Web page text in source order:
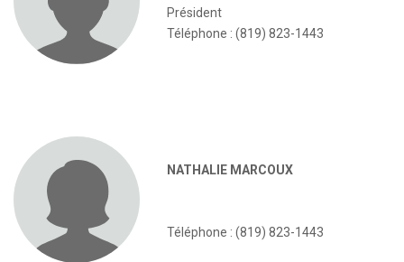
Président
Téléphone : (819) 823-1443
NATHALIE MARCOUX
Téléphone : (819) 823-1443